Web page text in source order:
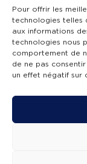
Pour offrir les
technologies telles
aux informations
technologies nous
comportement de
de ne pas
un effet négatif sur